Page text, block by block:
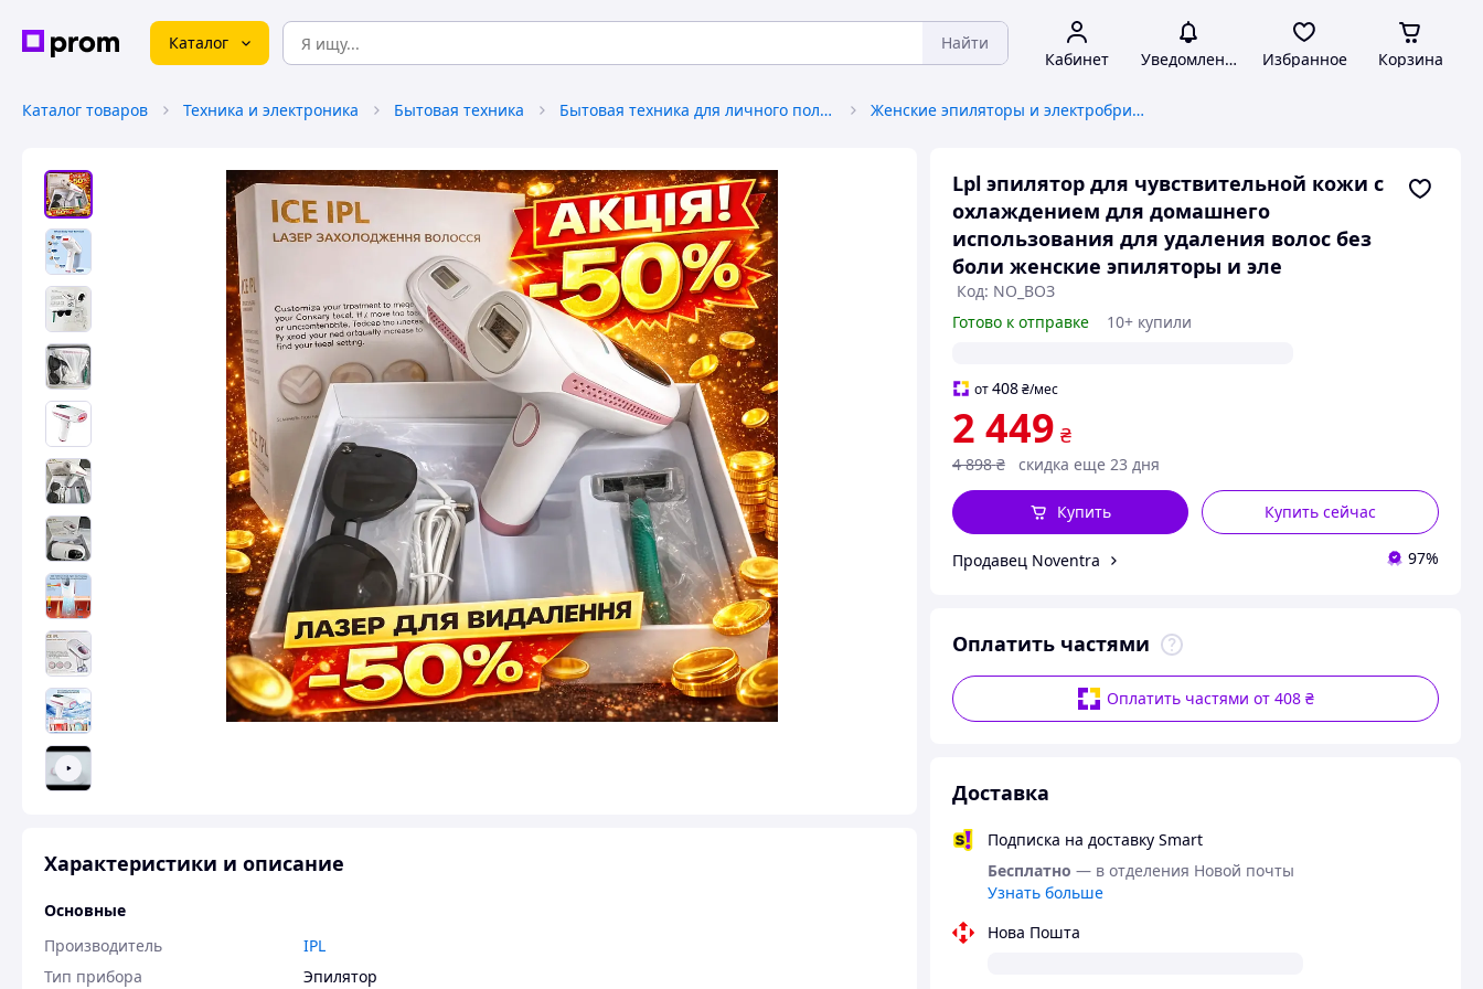
Каталог Найти
Кабинет Уведомления Избранное Корзина
Каталог товаров Техника и электроника Бытовая техника Бытовая техника для личного пользования Женские эпиляторы и электробритвы
Lpl эпилятор для чувствительной кожи с
охлаждением для домашнего
использования для удаления волос без
боли женские эпиляторы и эле
Код: NO_ВОЗ
Готово к отправке
10+ купили
от408 ₴/мес
2 449 ₴
4 898 ₴ скидка еще 23 дня
Купить сейчас
Купить
Продавец Noventra 97%
Оплатить частями
Оплатить частями от 408 ₴
Доставка
Подписка на доставку Smart
Бесплатно — в отделения Новой почты
Узнать больше
Нова Пошта
Характеристики и описание
Основные
Производитель
IPL
Тип прибора
Эпилятор